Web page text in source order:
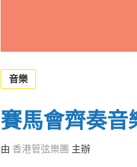
音樂
賽馬會齊奏音
由 香港管弦樂團 主辦